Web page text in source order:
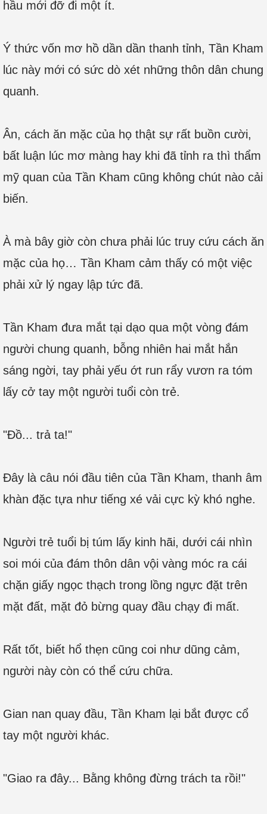
hầu mới đỡ đi một ít.
Ý thức vốn mơ hồ dần dần thanh tỉnh, Tần Kham
lúc này mới có sức dò xét những thôn dân chung
quanh.
Ân, cách ăn mặc của họ thật sự rất buồn cười,
bất luận lúc mơ màng hay khi đã tỉnh ra thì thẩm
mỹ quan của Tần Kham cũng không chút nào cải
biến.
À mà bây giờ còn chưa phải lúc truy cứu cách ăn
mặc của họ… Tần Kham cảm thấy có một việc
phải xử lý ngay lập tức đã.
Tần Kham đưa mắt tại dạo qua một vòng đám
người chung quanh, bỗng nhiên hai mắt hắn
sáng ngời, tay phải yếu ớt run rẩy vươn ra tóm
lấy cở tay một người tuổi còn trẻ.
"Đồ... trả ta!"
Đây là câu nói đầu tiên của Tần Kham, thanh âm
khàn đặc tựa như tiếng xé vải cực kỳ khó nghe.
Người trẻ tuổi bị túm lấy kinh hãi, dưới cái nhìn
soi mói của đám thôn dân vội vàng móc ra cái
chặn giấy ngọc thạch trong lồng ngực đặt trên
mặt đất, mặt đỏ bừng quay đầu chạy đi mất.
Rất tốt, biết hổ thẹn cũng coi như dũng cảm,
người này còn có thể cứu chữa.
Gian nan quay đầu, Tần Kham lại bắt được cổ
tay một người khác.
"Giao ra đây... Bằng không đừng trách ta rồi!"